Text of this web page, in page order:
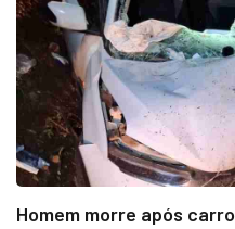
Homem morre após